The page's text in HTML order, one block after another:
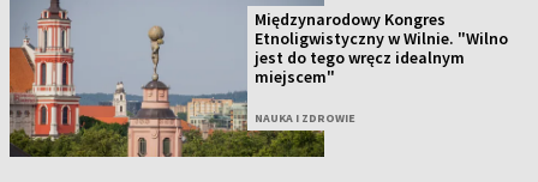
Międzynarodowy Kongres
Etnoligwistyczny w Wilnie. "Wilno
jest do tego wręcz idealnym
miejscem"
NAUKA I ZDROWIE